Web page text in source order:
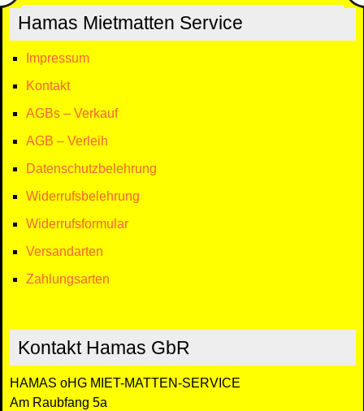
Hamas Mietmatten Service
Impressum
Kontakt
AGBs – Verkauf
AGB – Verleih
Datenschutzbelehrung
Widerrufsbelehrung
Widerrufsformular
Versandarten
Zahlungsarten
Kontakt Hamas GbR
HAMAS oHG MIET-MATTEN-SERVICE
Am Raubfang 5a